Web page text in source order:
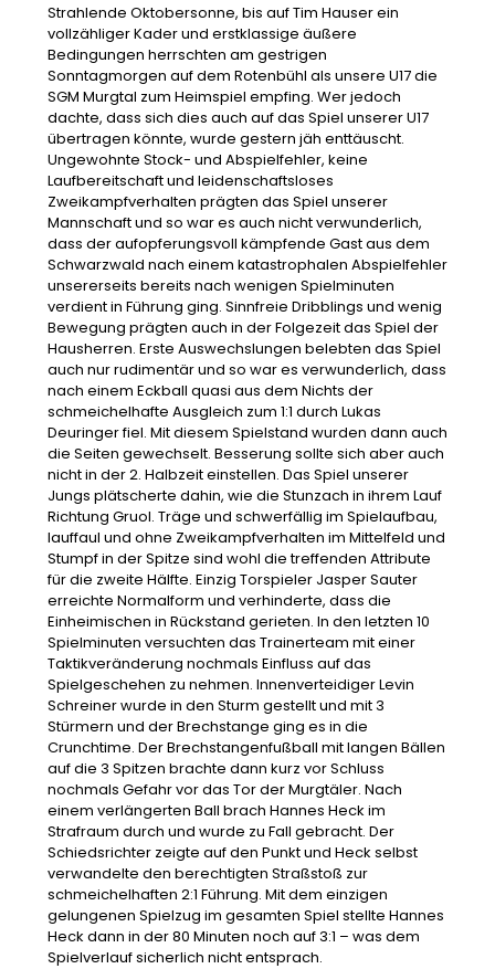
Strahlende Oktobersonne, bis auf Tim Hauser ein
vollzähliger Kader und erstklassige äußere
Bedingungen herrschten am gestrigen
Sonntagmorgen auf dem Rotenbühl als unsere U17 die
SGM Murgtal zum Heimspiel empfing. Wer jedoch
dachte, dass sich dies auch auf das Spiel unserer U17
übertragen könnte, wurde gestern jäh enttäuscht.
Ungewohnte Stock- und Abspielfehler, keine
Laufbereitschaft und leidenschaftsloses
Zweikampfverhalten prägten das Spiel unserer
Mannschaft und so war es auch nicht verwunderlich,
dass der aufopferungsvoll kämpfende Gast aus dem
Schwarzwald nach einem katastrophalen Abspielfehler
unsererseits bereits nach wenigen Spielminuten
verdient in Führung ging. Sinnfreie Dribblings und wenig
Bewegung prägten auch in der Folgezeit das Spiel der
Hausherren. Erste Auswechslungen belebten das Spiel
auch nur rudimentär und so war es verwunderlich, dass
nach einem Eckball quasi aus dem Nichts der
schmeichelhafte Ausgleich zum 1:1 durch Lukas
Deuringer fiel. Mit diesem Spielstand wurden dann auch
die Seiten gewechselt. Besserung sollte sich aber auch
nicht in der 2. Halbzeit einstellen. Das Spiel unserer
Jungs plätscherte dahin, wie die Stunzach in ihrem Lauf
Richtung Gruol. Träge und schwerfällig im Spielaufbau,
lauffaul und ohne Zweikampfverhalten im Mittelfeld und
Stumpf in der Spitze sind wohl die treffenden Attribute
für die zweite Hälfte. Einzig Torspieler Jasper Sauter
erreichte Normalform und verhinderte, dass die
Einheimischen in Rückstand gerieten. In den letzten 10
Spielminuten versuchten das Trainerteam mit einer
Taktikveränderung nochmals Einfluss auf das
Spielgeschehen zu nehmen. Innenverteidiger Levin
Schreiner wurde in den Sturm gestellt und mit 3
Stürmern und der Brechstange ging es in die
Crunchtime. Der Brechstangenfußball mit langen Bällen
auf die 3 Spitzen brachte dann kurz vor Schluss
nochmals Gefahr vor das Tor der Murgtäler. Nach
einem verlängerten Ball brach Hannes Heck im
Strafraum durch und wurde zu Fall gebracht. Der
Schiedsrichter zeigte auf den Punkt und Heck selbst
verwandelte den berechtigten Straßstoß zur
schmeichelhaften 2:1 Führung. Mit dem einzigen
gelungenen Spielzug im gesamten Spiel stellte Hannes
Heck dann in der 80 Minuten noch auf 3:1 – was dem
Spielverlauf sicherlich nicht entsprach.